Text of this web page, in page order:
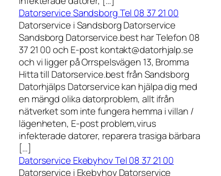
Datorservice Sandsborg Tel 08 37 21 00
Datorservice i Sandsborg Datorservice
Sandsborg Datorservice.best har Telefon 08
37 21 00 och E-post kontakt@datorhjalp.se
och vi ligger på Orrspelsvägen 13, Bromma
Hitta till Datorservice.best från Sandsborg
Datorhjälps Datorservice kan hjälpa dig med
en mängd olika datorproblem, allt ifrån
nätverket som inte fungera hemma i villan /
lägenheten, E-post problem,virus
infekterade datorer, reparera trasiga bärbara
[…]
Datorservice Ekebyhov Tel 08 37 21 00
Datorservice i Ekebyhov Datorservice